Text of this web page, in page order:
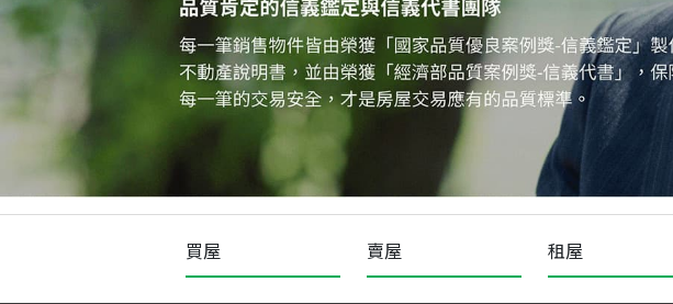
買屋 賣屋 租屋